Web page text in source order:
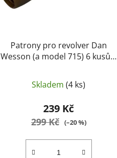
Patrony pro revolver Dan
Wesson (a model 715) 6 kusů v
Skladem(4 ks)
239 Kč
299 Kč (–20 %)